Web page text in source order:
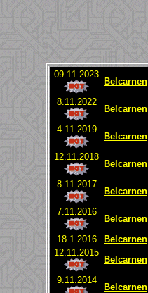
09.11.2023
Belcarnen
8.11.2022
Belcarnen
4.11.2019
Belcarnen
12.11.2018
Belcarnen
8.11.2017
Belcarnen
7.11.2016
Belcarnen
18.1.2016
Belcarnen
12.11.2015
Belcarnen
9.11.2014
Belcarnen